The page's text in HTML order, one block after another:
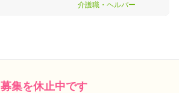
介護職・ヘルパー
募集を休止中です